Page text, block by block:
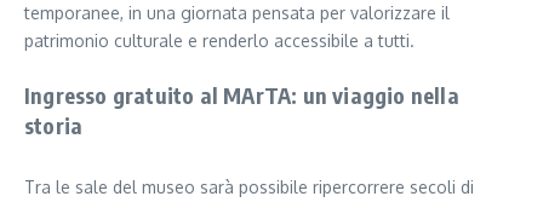
temporanee, in una giornata pensata per valorizzare il
patrimonio culturale e renderlo accessibile a tutti.
Ingresso gratuito al MArTA: un viaggio nella
storia
Tra le sale del museo sarà possibile ripercorrere secoli di